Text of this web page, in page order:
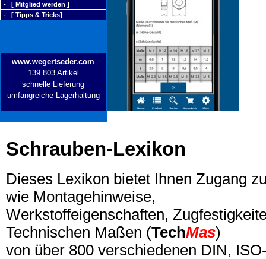
- [ Mitglied werden ]
- [ Tipps & Tricks]
www.wegertseder.com
139.803 Artikel
schnelle Lieferung
umfangreiche Lagerhaltung
Schrauben-Lexikon
Dieses Lexikon bietet Ihnen Zugang
wie Montagehinweise,
Werkstoffeigenschaften,
Technischen Maßen (TechMas)
von über 800 verschiedenen DIN,